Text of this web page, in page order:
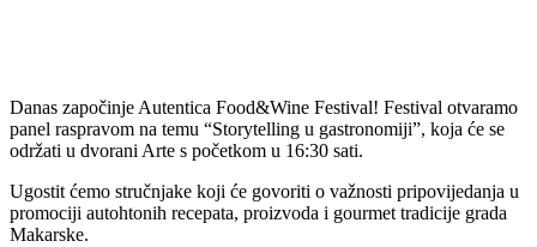
Danas započinje Autentica Food&Wine Festival! Festival otvaramo
panel raspravom na temu “Storytelling u gastronomiji”, koja će se
održati u dvorani Arte s početkom u 16:30 sati.
Ugostit ćemo stručnjake koji će govoriti o važnosti pripovijedanja u
promociji autohtonih recepata, proizvoda i gourmet tradicije grada
Makarske.